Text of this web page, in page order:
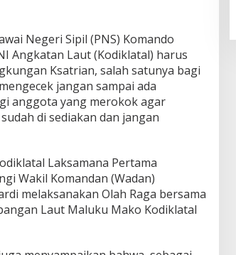
Negeri Sipil (PNS) Komando
Angkatan Laut (Kodiklatal) harus
Ksatrian, salah satunya bagi
jangan sampai ada
anggota yang merokok agar
di sediakan dan jangan
Laksamana Pertama
Wakil Komandan (Wadan)
melaksanakan Olah Raga bersama
Laut Maluku Mako Kodiklatal